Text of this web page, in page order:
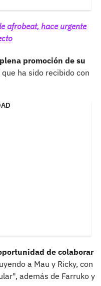
afrobeat, hace urgente
promoción de su
ha sido recibido con
de colaborar
a Mau y Ricky, con
además de Farruko y